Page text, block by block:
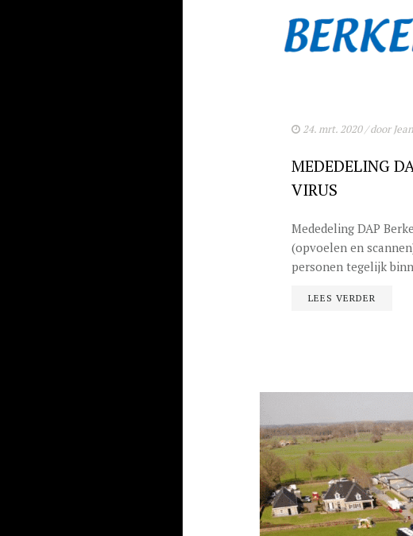
24. mrt. 2020/ door
MEDEDELING
VIRUS
Mededeling DAP
(opvoelen en
personen tegelijk
LEES VERDER